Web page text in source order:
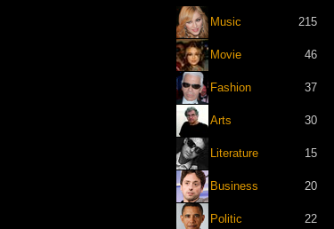
Music 215
Movie 46
Fashion 37
Arts 30
Literature 15
Business 20
Politic 22